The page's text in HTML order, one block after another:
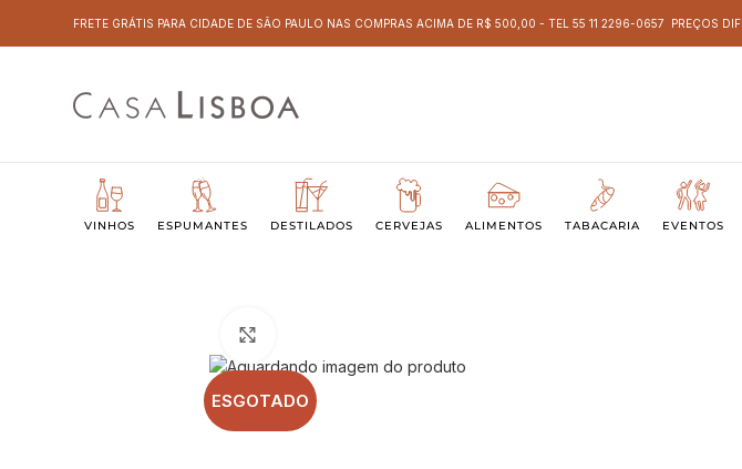
FRETE GRÁTIS PARA CIDADE DE SÃO PAULO NAS COMPRAS ACIMA DE R$ 500,00 - TEL 55 11 2296-0657 PREÇOS
VINHOS ESPUMANTES DESTILADOS CERVEJAS ALIMENTOS TABACARIA EVENTOS
ESGOTADO